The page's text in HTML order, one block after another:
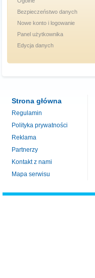
Bezpieczeństwo danych
Nowe konto i logowanie
Panel użytkownika
Edycja danych
Strona główna
Regulamin
Polityka prywatności
Reklama
Partnerzy
Kontakt z nami
Mapa serwisu